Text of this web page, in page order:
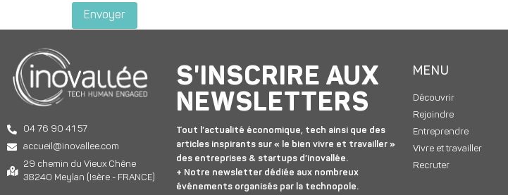
04 76 90 41 57
accueil@inovallee.com
29 chemin du Vieux Chêne
38240 Meylan (Isère - FRANCE)
S'INSCRIRE AUX
NEWSLETTERS
Tout l’actualité économique, tech ainsi que des
articles inspirants sur « le bien vivre et travailler »
des entreprises & startups d’inovallée.
+ Notre newsletter dédiée aux nombreux
événements organisés par la technopole.
MENU
Découvrir
Rejoindre
Entreprendre
Vivre et travailler
Recruter